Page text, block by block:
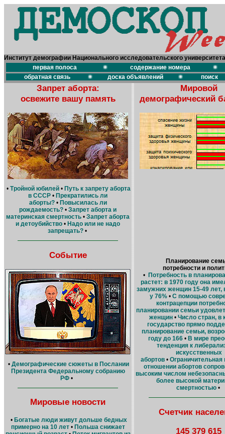
Институт демографии Национального исследовательского
первая полоса
содержание номера
обратная связь
доска объявлений поиск
Запрет аборта:
освежите вашу память
• Тройной юбилей • Путь к запрету аборта
в СССР • Прекратились ли
аборты?• Повысилась ли
рождаемость? • Запрет аборта и
материнская смертность • Запрет аборта
и детоубийство • Надо или не надо
запрещать?•
Событие
• Демографические сюжеты в Послании
Президента Федеральному собранию
РФ•
Мировые новости
• Богатые люди живут дольше бедных
примерно на 10 лет• Польша снижает
Мировой
демографический
Планирование
потребности и
•
Потребность в
растет: в 1970 году она
замужних женщин 15-49 лет,
у 76%• С помощью
контрацепции
планировании семьи
женщин • Число стран, в
государство прямо
планирование семьи,
году до 166• В мире
тенденция к
искусственных
абортов • Ограничительная
отношении абортов
высоким числом
более высокой
смертностью•
Счетчик
145 379 615